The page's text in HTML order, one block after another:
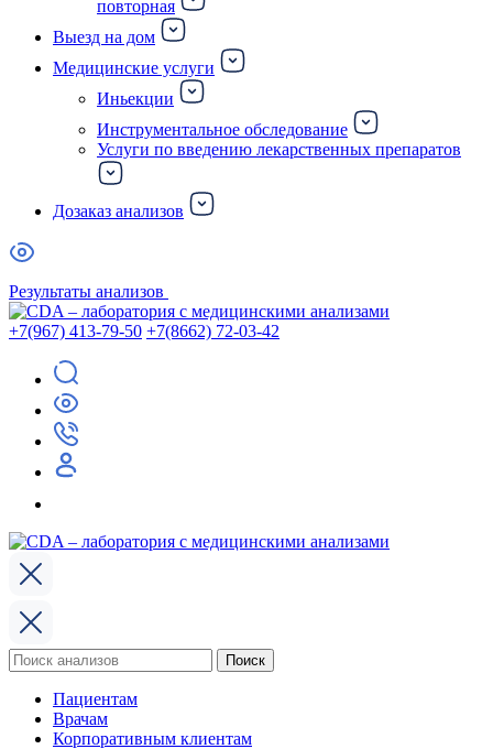
повторная
Выезд на дом
Медицинские услуги
Иньекции
Инструментальное обследование
Услуги по введению лекарственных препаратов
Дозаказ анализов
Результаты анализов
+7(967) 413-79-50 +7(8662) 72-03-42
Поиск
по:
Поиск
Пациентам
Врачам
Корпоративным клиентам